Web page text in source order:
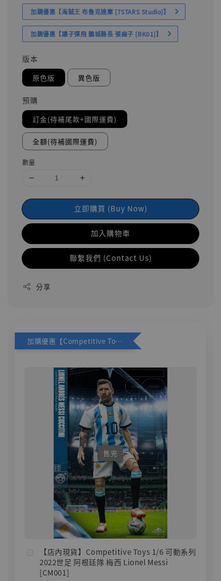
加購優惠【海賊王 布魯克達摩 [7STARS Studio]】
加購優惠【讓子彈飛 鵝城縣長 張麻子 [BK01]】
版本
原色版 異色版
預購
訂金(待補尾款+國際運費)
全額(待補國際運費)
數量
立即購買 (Buy Now)
加入購物車
聯繫我們 (Contact Us)
分享
加購優惠【Competitive Toys 梅西 [CM001]】
售完
【店內現貨】Competitive Toys 1/6 可動系列
2022世足 阿根廷隊 梅西 Lionel Messi
[CM001]